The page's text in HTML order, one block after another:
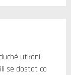
utkání.
se dostat co